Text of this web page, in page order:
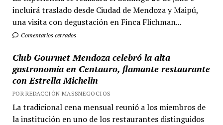
incluirá traslado desde Ciudad de Mendoza y Maipú,
una visita con degustación en Finca Flichman...
Comentarios cerrados
Club Gourmet Mendoza celebró la alta
gastronomía en Centauro, flamante restaurante
con Estrella Michelin
POR REDACCIÓN MASSNEGOCIOS
La tradicional cena mensual reunió a los miembros de
la institución en uno de los restaurantes distinguidos